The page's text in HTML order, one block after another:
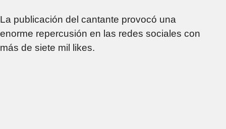
La publicación del cantante provocó una
enorme repercusión en las redes sociales con
más de siete mil likes.